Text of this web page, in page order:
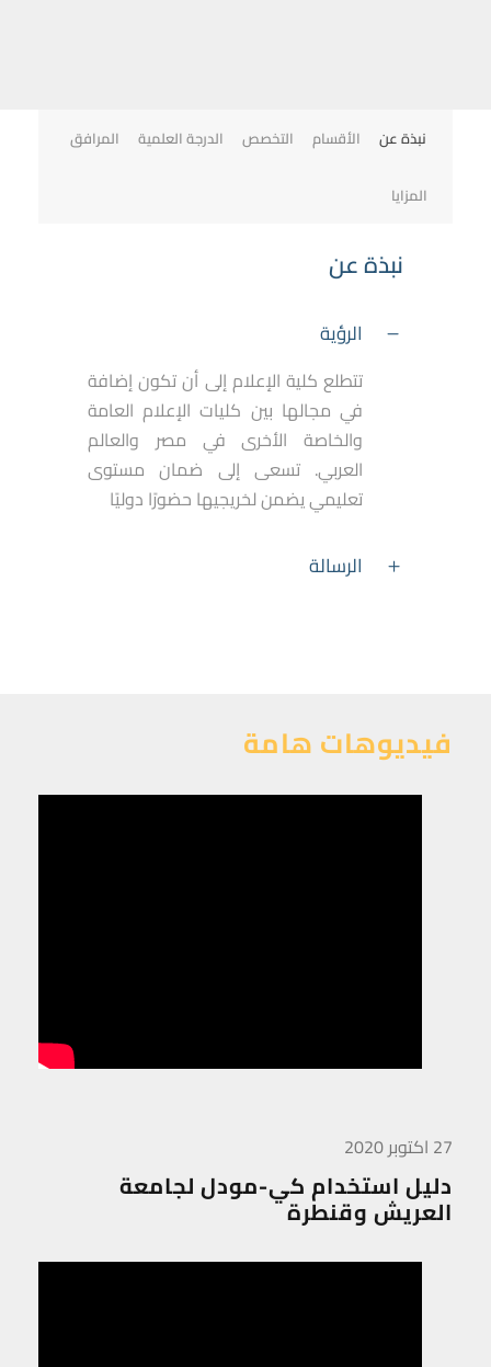
نبذة عن الأقسام التخصص الدرجة العلمية المرافق
المزايا
نبذة عن
الرؤية
تتطلع كلية الإعلام إلى أن تكون إضافة
في مجالها بين كليات الإعلام العامة
والخاصة الأخرى في مصر والعالم
العربي. تسعى إلى ضمان مستوى
تعليمي يضمن لخريجيها حضورًا دوليًا
الرسالة
فيديوهات هامة
27 اكتوبر 2020
دليل استخدام كي-مودل لجامعة
العريش وقنطرة